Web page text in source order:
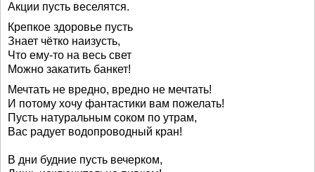
Акции пусть веселятся.
Крепкое здоровье пусть
Знает чётко наизусть,
Что ему-то на весь свет
Можно закатить банкет!
Мечтать не вредно, вредно не мечтать!
И потому хочу фантастики вам пожелать!
Пусть натуральным соком по утрам,
Вас радует водопроводный кран!
В дни будние пусть вечерком,